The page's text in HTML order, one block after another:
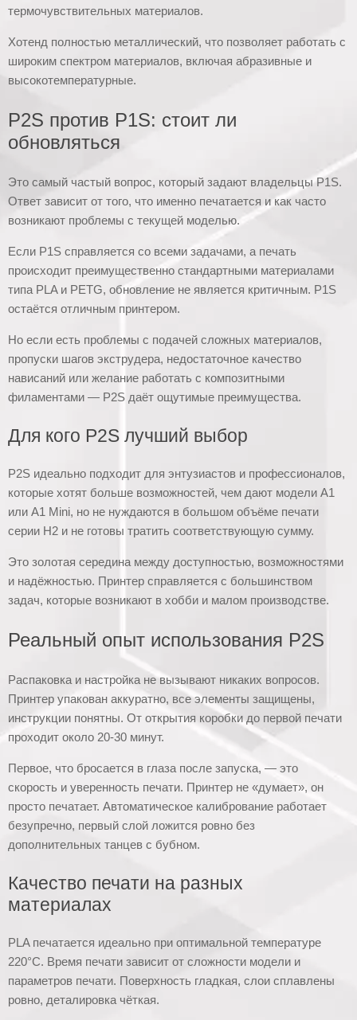
термочувствительных материалов.
Хотенд полностью металлический, что позволяет работать с
широким спектром материалов, включая абразивные и
высокотемпературные.
P2S против P1S: стоит ли
обновляться
Это самый частый вопрос, который задают владельцы P1S.
Ответ зависит от того, что именно печатается и как часто
возникают проблемы с текущей моделью.
Если P1S справляется со всеми задачами, а печать
происходит преимущественно стандартными материалами
типа PLA и PETG, обновление не является критичным. P1S
остаётся отличным принтером.
Но если есть проблемы с подачей сложных материалов,
пропуски шагов экструдера, недостаточное качество
нависаний или желание работать с композитными
филаментами — P2S даёт ощутимые преимущества.
Для кого P2S лучший выбор
P2S идеально подходит для энтузиастов и профессионалов,
которые хотят больше возможностей, чем дают модели A1
или A1 Mini, но не нуждаются в большом объёме печати
серии H2 и не готовы тратить соответствующую сумму.
Это золотая середина между доступностью, возможностями
и надёжностью. Принтер справляется с большинством
задач, которые возникают в хобби и малом производстве.
Реальный опыт использования P2S
Распаковка и настройка не вызывают никаких вопросов.
Принтер упакован аккуратно, все элементы защищены,
инструкции понятны. От открытия коробки до первой печати
проходит около 20-30 минут.
Первое, что бросается в глаза после запуска, — это
скорость и уверенность печати. Принтер не «думает», он
просто печатает. Автоматическое калибрование работает
безупречно, первый слой ложится ровно без
дополнительных танцев с бубном.
Качество печати на разных
материалах
PLA печатается идеально при оптимальной температуре
220°C. Время печати зависит от сложности модели и
параметров печати. Поверхность гладкая, слои сплавлены
ровно, деталировка чёткая.